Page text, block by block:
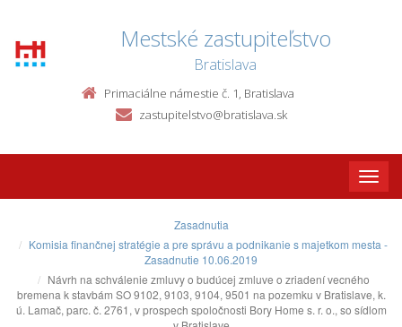
Mestské zastupiteľstvo
Bratislava
Primaciálne námestie č. 1, Bratislava
zastupitelstvo@bratislava.sk
Toggle
Zasadnutia
Komisia finančnej stratégie a pre správu a podnikanie s majetkom mesta -
Zasadnutie 10.06.2019
Návrh na schválenie zmluvy o budúcej zmluve o zriadení vecného
bremena k stavbám SO 9102, 9103, 9104, 9501 na pozemku v Bratislave, k.
ú. Lamač, parc. č. 2761, v prospech spoločnosti Bory Home s. r. o., so sídlom